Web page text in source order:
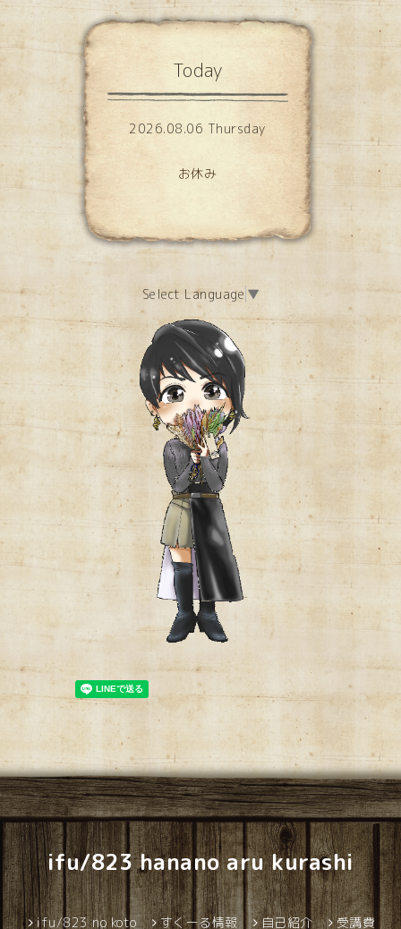
Today
2026.08.06 Thursday
お休み
Select Language ▼
ifu/823 hanano aru kurashi
ifu/823 no koto すくーる情報 自己紹介 受講費